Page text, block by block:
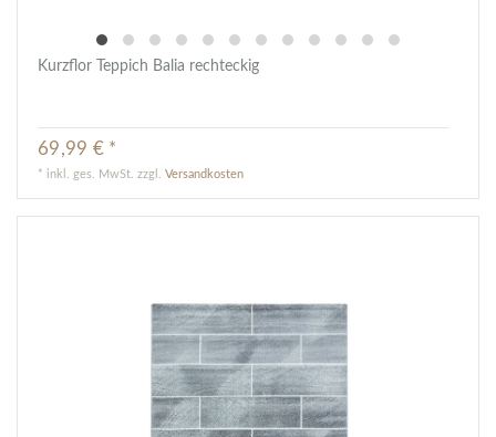
Kurzflor Teppich Balia rechteckig
69,99 € *
* inkl. ges. MwSt. zzgl.Versandkosten